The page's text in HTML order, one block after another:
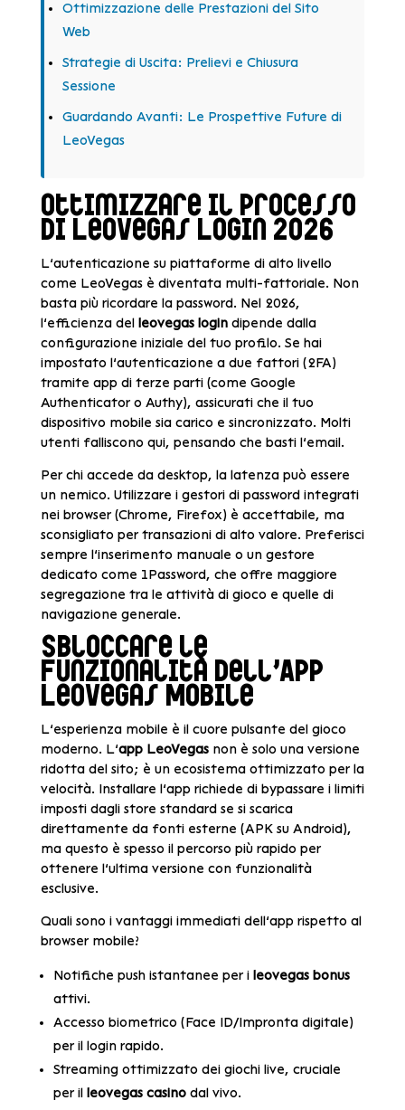
Ottimizzazione delle Prestazioni del Sito
Web
Strategie di Uscita: Prelievi e Chiusura
Sessione
Guardando Avanti: Le Prospettive Future di
LeoVegas
Ottimizzare il Processo
di LeoVegas Login 2026
L’autenticazione su piattaforme di alto livello
come LeoVegas è diventata multi-fattoriale. Non
basta più ricordare la password. Nel 2026,
l’efficienza del leovegas logindipende dalla
configurazione iniziale del tuo profilo. Se hai
impostato l’autenticazione a due fattori (2FA)
tramite app di terze parti (come Google
Authenticator o Authy), assicurati che il tuo
dispositivo mobile sia carico e sincronizzato. Molti
utenti falliscono qui, pensando che basti l’email.
Per chi accede da desktop, la latenza può essere
un nemico. Utilizzare i gestori di password integrati
nei browser (Chrome, Firefox) è accettabile, ma
sconsigliato per transazioni di alto valore. Preferisci
sempre l’inserimento manuale o un gestore
dedicato come 1Password, che offre maggiore
segregazione tra le attività di gioco e quelle di
navigazione generale.
Sbloccare le
Funzionalità dell’App
LeoVegas Mobile
L’esperienza mobile è il cuore pulsante del gioco
moderno. L’app LeoVegasnon è solo una versione
ridotta del sito; è un ecosistema ottimizzato per la
velocità. Installare l’app richiede di bypassare i limiti
imposti dagli store standard se si scarica
direttamente da fonti esterne (APK su Android),
ma questo è spesso il percorso più rapido per
ottenere l’ultima versione con funzionalità
esclusive.
Quali sono i vantaggi immediati dell’app rispetto al
browser mobile?
Notifiche push istantanee per i leovegas bonus
attivi.
Accesso biometrico (Face ID/Impronta digitale)
per il login rapido.
Streaming ottimizzato dei giochi live, cruciale
per il leovegas casinodal vivo.